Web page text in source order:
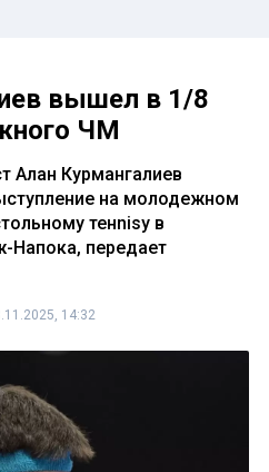
вышел в 1/8
ЧМ
Алан Курмангалиев
на молодежном
тенnisу в
Напока, передает
14:32